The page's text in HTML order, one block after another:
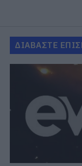
ΔΙΑΒΑΣΤΕ